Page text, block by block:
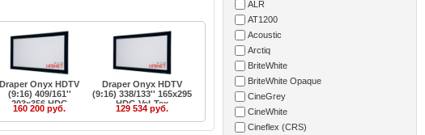
Draper Onyx HDTV
(9:16) 409/161''
203x356 HDG
160 200 руб.
Draper Onyx HDTV
(9:16) 338/133'' 165x295
HDG Vel-Tex
129 534 руб.
ALR
AT1200
Acoustic
Arctiq
BriteWhite
BriteWhite Opaque
CineGrey
CineWhite
Cineflex (CRS)